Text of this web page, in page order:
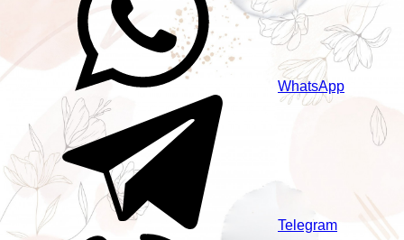
WhatsApp
Telegram